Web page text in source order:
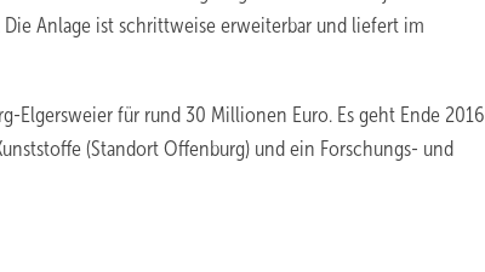
Anlage ist schrittweise erweiterbar und liefert im
Elgersweier für rund 30 Millionen Euro. Es geht Ende 2016
(Standort Offenburg) und ein Forschungs- und